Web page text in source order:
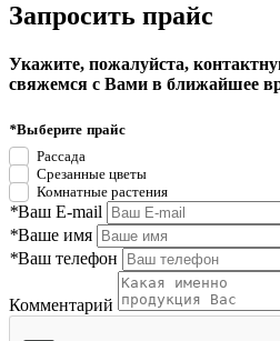
Запросить прайс
Укажите, пожалуйста,
свяжемся с Вами в ближайшее
*Выберите прайс
Рассада
Срезанные цветы
Комнатные растения
*Ваш E-mail
*Ваше имя
*Ваш телефон
Комментарий